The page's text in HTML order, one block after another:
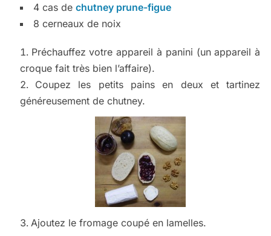
4 cas de chutney prune-figue
8 cerneaux de noix
Préchauffez votre appareil à panini (un appareil à
croque fait très bien l’affaire).
Coupez les petits pains en deux et tartinez
généreusement de chutney.
Ajoutez le fromage coupé en lamelles.